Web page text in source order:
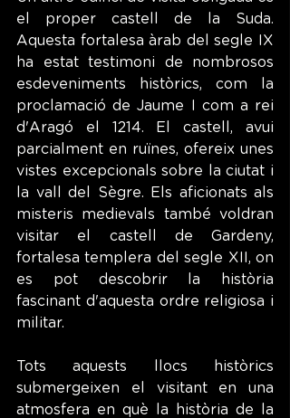
el proper castell de la Suda.
Aquesta fortalesa àrab del segle IX
ha estat testimoni de nombrosos
esdeveniments històrics, com la
proclamació de Jaume I com a rei
d'Aragó el 1214. El castell, avui
parcialment en ruïnes, ofereix unes
vistes excepcionals sobre la ciutat i
la vall del Sègre. Els aficionats als
misteris medievals també voldran
visitar el castell de Gardeny,
fortalesa templera del segle XII, on
es pot descobrir la història
fascinant d'aquesta ordre religiosa i
militar.
Tots aquests llocs històrics
submergeixen el visitant en una
atmosfera en què la història de la